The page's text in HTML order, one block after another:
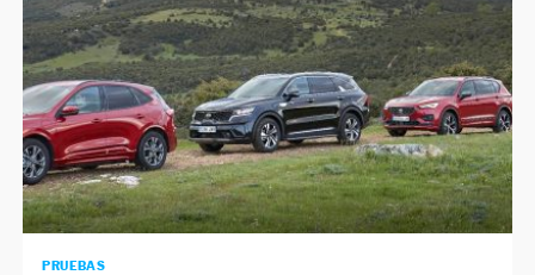
PRUEBAS